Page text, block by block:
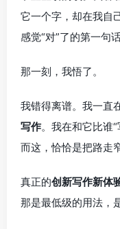
它一个字，却在我自
感觉“对”了的第一句话
那一刻，我悟了。
我错得离谱。我一直
写作。我在和它比谁“
而这，恰恰是把路走
真正的创新写作新体
那是最低级的用法，